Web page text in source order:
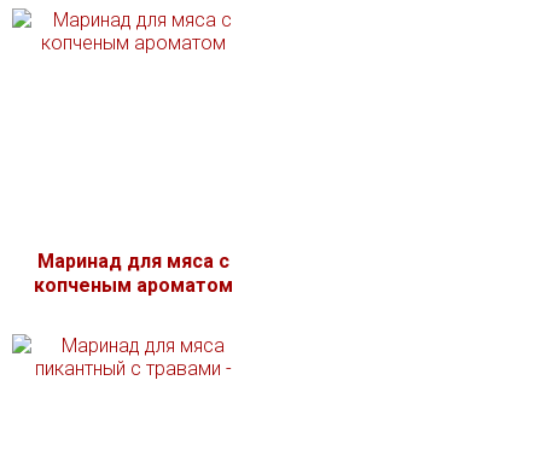
Маринад для мяса с
копченым ароматом